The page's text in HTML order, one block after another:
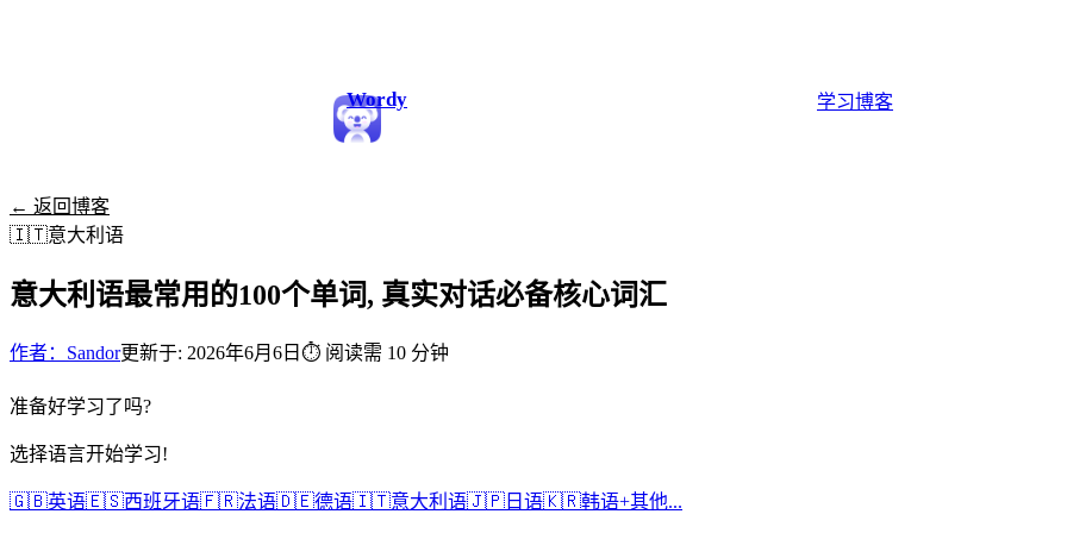
Wordy 学习博客
← 返回博客
🇮🇹意大利语
意大利语最常用的100个单词, 真实对话必备核心词汇
作者：Sandor更新于: 2026年6月6日 ⏱ 阅读需 10 分钟
准备好学习了吗?
选择语言开始学习!
🇬🇧英语🇪🇸西班牙语🇫🇷法语🇩🇪德语🇮🇹意大利语🇯🇵 日语🇰🇷韩语+其他...